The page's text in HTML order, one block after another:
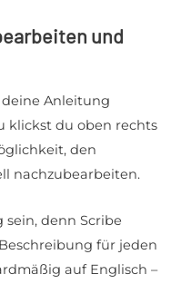
und
Anleitung
klickst du oben rechts
den
nachzubearbeiten.
denn Scribe
für jeden
auf Englisch –